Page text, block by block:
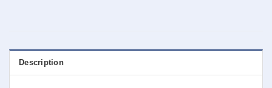
Description